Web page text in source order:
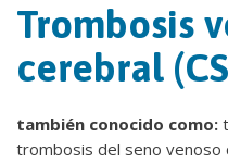
Trombosis
cerebral
también conocido como:
trombosis del seno